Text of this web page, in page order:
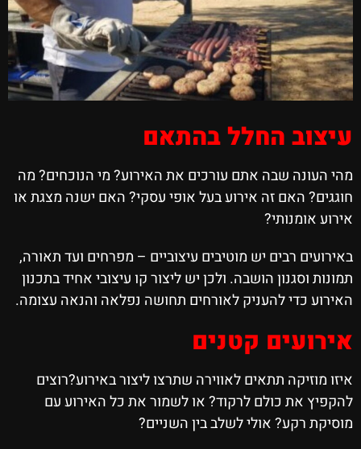
עיצוב החלל בהתאם
מהי העונה שבה אתם עורכים את האירוע? מי הנוכחים? מה
חוגגים? האם זה אירוע בעל אופי עסקי? האם ישנה מצגת או
אירוע אומנותי?
באירועים רבים יש מוטיבים עיצוביים – מפרחים ועד תאורה,
תמונות וסגנון הושבה. ולכן יש ליצור קו עיצובי אחיד בתכנון
האירוע כדי להעניק לאורחים תחושה נפלאה והנאה עצומה.
אירועים קטנים
איזו מוזיקה תתאים לאווירה שתרצו ליצור באירוע?רוצים
להקפיץ את כולם לרקוד? או לשמור את כל האירוע עם
מוסיקת רקע? אולי לשלב בין השניים?